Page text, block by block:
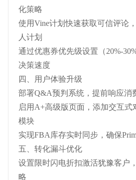
化策略
使用Vine计划快速获取可信评论
人计划
通过优惠券优先级设置（20%-
决策速度
四、用户体验升级
部署Q&A预判系统，提前响应消
启用A+高级版页面，添加交互式
模块
实现FBA库存实时同步，确保
五、转化漏斗优化
设置限时闪电折扣激活犹豫客户
略